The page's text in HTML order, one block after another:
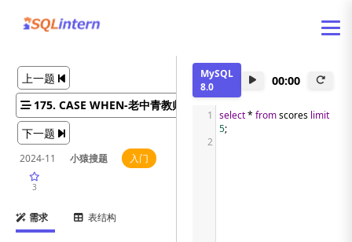
上一题
175. CASE WHEN-老中青教师数量
下一题
2024-11 小猿搜题 入门
3
需求 表结构
MySQL
8.0
00:00
1 select * from scores limit
5;
2